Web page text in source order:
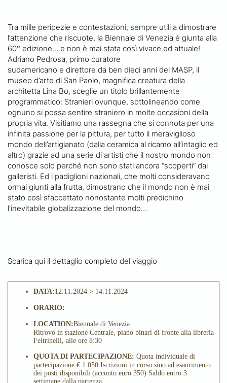
Tra mille peripezie e contestazioni, sempre utili a dimostrare
l’attenzione che riscuote, la Biennale di Venezia è giunta alla
60° edizione… e non è mai stata così vivace ed attuale!
Adriano Pedrosa, primo curatore
sudamericano e direttore da ben dieci anni del MASP, il
museo d’arte di San Paolo, magnifica creatura della
architetta Lina Bo, sceglie un titolo brillantemente
programmatico: Stranieri ovunque, sottolineando come
ognuno si possa sentire straniero in molte occasioni della
propria vita. Visitiamo una rassegna che si connota per una
infinita passione per la pittura, per tutto il meraviglioso
mondo dell’artigianato (dalla ceramica al ricamo all’intaglio ed
altro) grazie ad una serie di artisti che il nostro mondo non
conosce solo perché non sono stati ancora “scoperti” dai
galleristi. Ed i padiglioni nazionali, che molti consideravano
ormai giunti alla frutta, dimostrano che il mondo non è mai
stato così sfaccettato nonostante molti predichino
l’inevitabile globalizzazione del mondo…
Scarica qui il dettaglio completo del viaggio
DATA:12.11.2024 > 14.11.2024
ORARIO:
LOCATION:Biennale di Venezia
Ritrovo in stazione Centrale, piano binari di fronte alla libreria
Feltrinelli, alle ore 8:30
QUOTA DI PARTECIPAZIONE: Quota individuale di
partecipazione € 1.050 Iscrizioni in corso sino ad esaurimento
dei posti disponibili (acconto euro 350) Saldo entro 3
settimane dalla partenza